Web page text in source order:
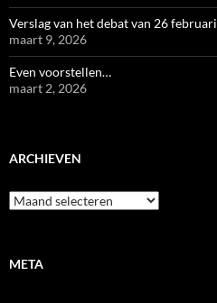
Verslag van het debat van 26 februari
maart 9, 2026
Even voorstellen…
maart 2, 2026
ARCHIEVEN
Archieven
META